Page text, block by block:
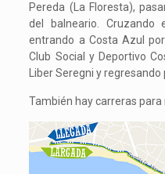
Pereda (La Floresta),
del balneario. Cruzando
entrando a Costa Azul
Club Social y Deportivo
Liber Seregni y regresando
También hay carreras para